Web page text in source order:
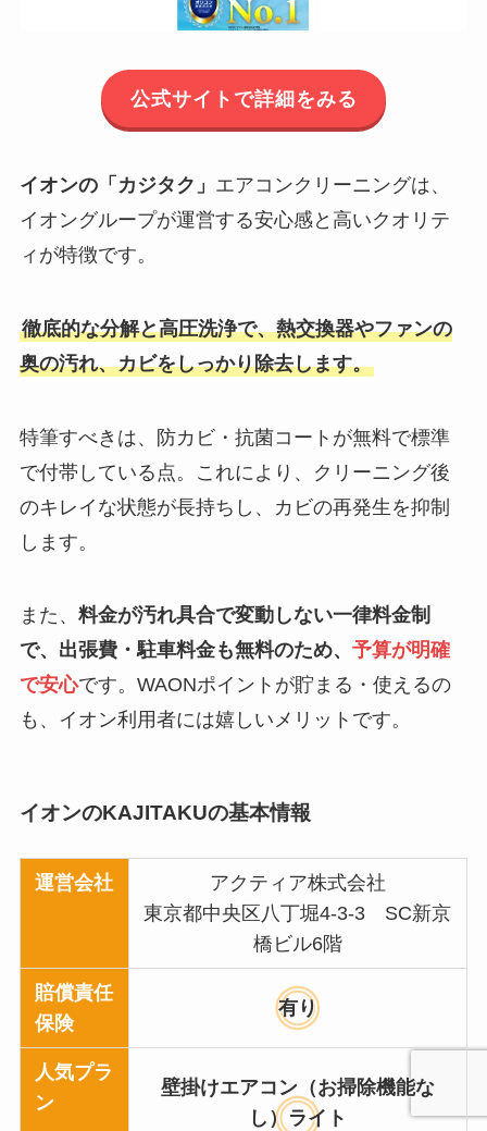
公式サイトで詳細をみる
イオンの「カジタク」 エアコンクリーニングは、
イオングループが運営する安心感と高いクオリテ
ィが特徴です。
徹底的な分解と高圧洗浄で、熱交換器やファンの
奥の汚れ、カビをしっかり除去します。
特筆すべきは、防カビ・抗菌コートが無料で標準
で付帯している点。これにより、クリーニング後
のキレイな状態が長持ちし、カビの再発生を抑制
します。
また、 料金が汚れ具合で変動しない一律料金制
で、出張費・駐車料金も無料のため、 予算が明確
で安心です。WAONポイントが貯まる・使えるの
も、イオン利用者には嬉しいメリットです。
イオンのKAJITAKUの基本情報
運営会社
アクティア株式会社
東京都中央区八丁堀4-3-3 SC新京
橋ビル6階
賠償責任
保険
有り
人気プラ
ン
壁掛けエアコン（お掃除機能な
し）ライト